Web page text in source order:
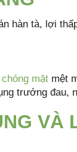
hàn tà, lợi
chóng mặt mệt
trướng đau,
VÀ